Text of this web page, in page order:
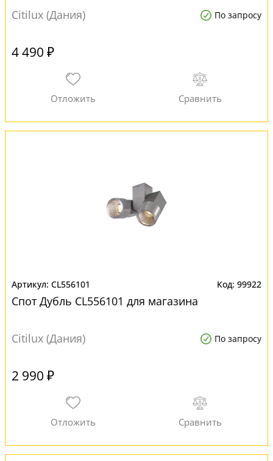
Citilux (Дания)
По запросу
4 490 ₽
CL556101 99922
Спот Дубль CL556101 для магазина
Citilux (Дания) По запросу
2 990 ₽